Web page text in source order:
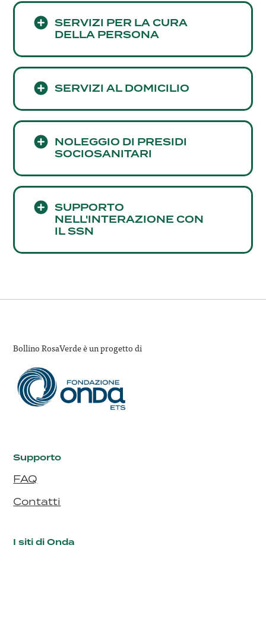
SERVIZI PER LA CURA
DELLA PERSONA
SERVIZI AL DOMICILIO
NOLEGGIO DI PRESIDI
SOCIOSANITARI
SUPPORTO
NELL'INTERAZIONE CON
IL SSN
Bollino RosaVerde è un progetto di
Supporto
FAQ
Contatti
I siti di Onda